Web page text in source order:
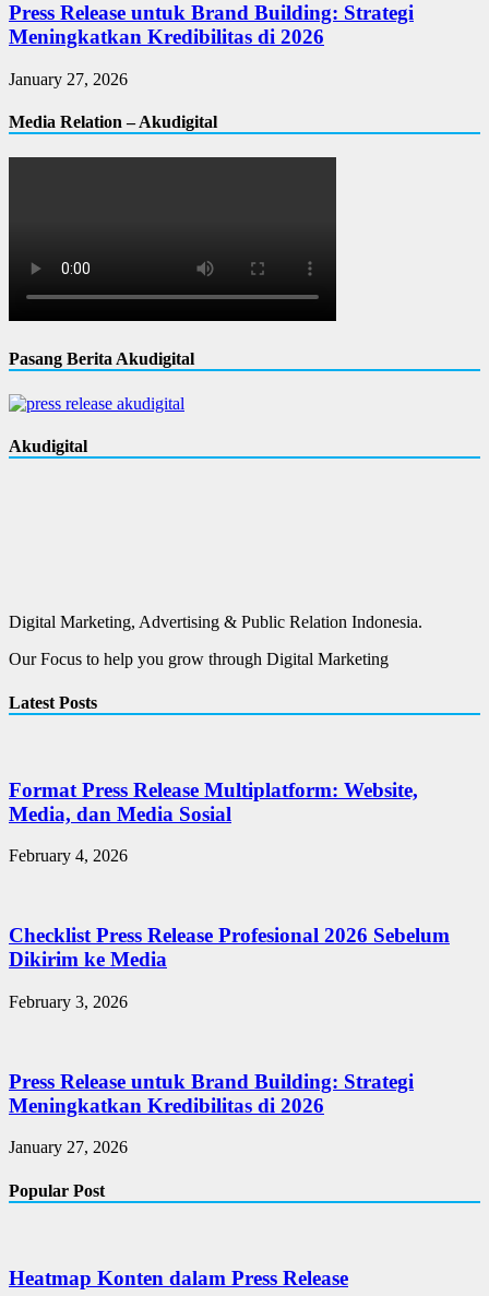
Press Release untuk Brand Building: Strategi
Meningkatkan Kredibilitas di 2026
January 27, 2026
Media Relation – Akudigital
Pasang Berita Akudigital
Akudigital
Digital Marketing, Advertising & Public Relation Indonesia.
Our Focus to help you grow through Digital Marketing
Latest Posts
Format Press Release Multiplatform: Website,
Media, dan Media Sosial
February 4, 2026
Checklist Press Release Profesional 2026 Sebelum
Dikirim ke Media
February 3, 2026
Press Release untuk Brand Building: Strategi
Meningkatkan Kredibilitas di 2026
January 27, 2026
Popular Post
Heatmap Konten dalam Press Release